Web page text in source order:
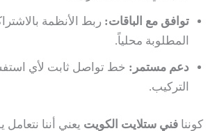
توافق مع الباقات: ربط الأنظمة
المطلوبة محلياً.
دعم مستمر: خط تواصل ثابت لأي
التركيب.
كوننا فني ستلايت الكويت يعني أننا نتعامل